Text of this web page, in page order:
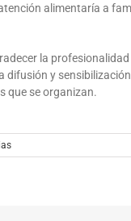
alimentaría a
la profesionalidad
difusión y
que se organizan.